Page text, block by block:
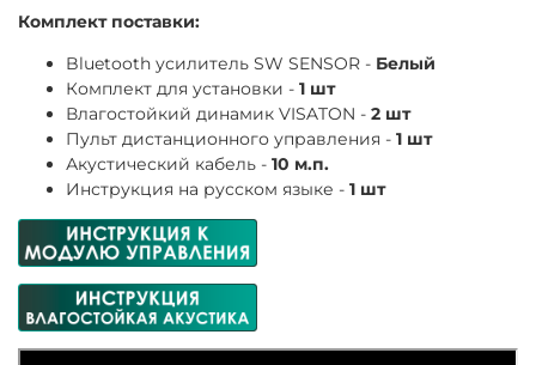
Комплект поставки:
Bluetooth усилитель SW SENSOR - Белый
Комплект для установки - 1 шт
Влагостойкий динамик VISATON - 2 шт
Пульт дистанционного управления - 1 шт
Акустический кабель - 10 м.п.
Инструкция на русском языке - 1 шт